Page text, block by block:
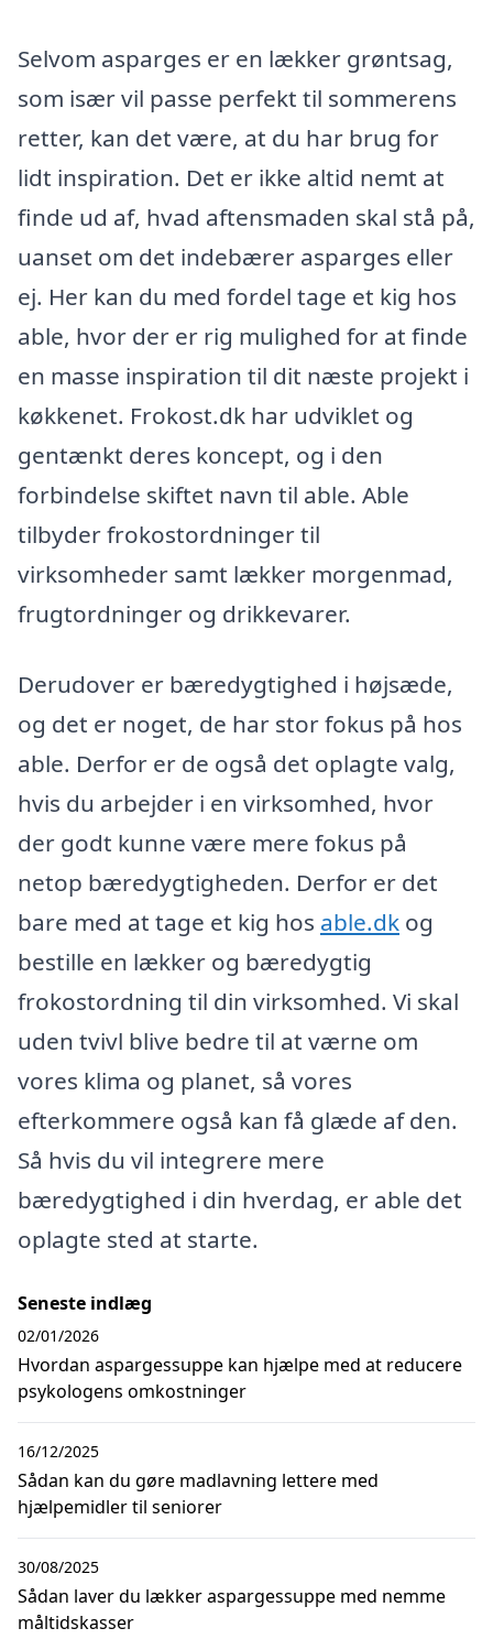
Selvom asparges er en lækker grøntsag,
som især vil passe perfekt til sommerens
retter, kan det være, at du har brug for
lidt inspiration. Det er ikke altid nemt at
finde ud af, hvad aftensmaden skal stå på,
uanset om det indebærer asparges eller
ej. Her kan du med fordel tage et kig hos
able, hvor der er rig mulighed for at finde
en masse inspiration til dit næste projekt i
køkkenet. Frokost.dk har udviklet og
gentænkt deres koncept, og i den
forbindelse skiftet navn til able. Able
tilbyder frokostordninger til
virksomheder samt lækker morgenmad,
frugtordninger og drikkevarer.
Derudover er bæredygtighed i højsæde,
og det er noget, de har stor fokus på hos
able. Derfor er de også det oplagte valg,
hvis du arbejder i en virksomhed, hvor
der godt kunne være mere fokus på
netop bæredygtigheden. Derfor er det
bare med at tage et kig hos able.dk og
bestille en lækker og bæredygtig
frokostordning til din virksomhed. Vi skal
uden tvivl blive bedre til at værne om
vores klima og planet, så vores
efterkommere også kan få glæde af den.
Så hvis du vil integrere mere
bæredygtighed i din hverdag, er able det
oplagte sted at starte.
Seneste indlæg
Hvordan aspargessuppe kan hjælpe med at reducere
psykologens omkostninger
02/01/2026
Sådan kan du gøre madlavning lettere med
hjælpemidler til seniorer
16/12/2025
Sådan laver du lækker aspargessuppe med nemme
måltidskasser
30/08/2025